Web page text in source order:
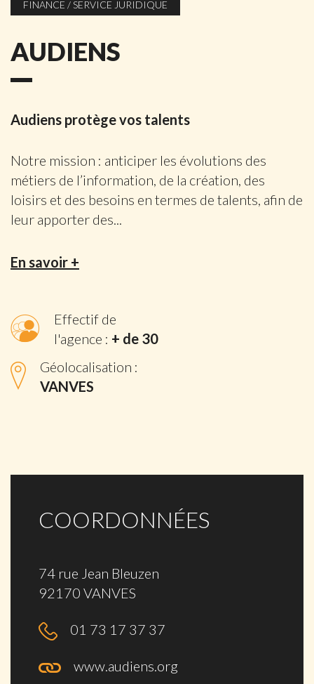
FINANCE / SERVICE JURIDIQUE
AUDIENS
Audiens protège vos talents
Notre mission : anticiper les évolutions des
métiers de l’information, de la création, des
loisirs et des besoins en termes de talents, afin de
leur apporter des...
En savoir +
Effectif de
l'agence : + de 30
Géolocalisation :
VANVES
COORDONNÉES
74 rue Jean Bleuzen
92170 VANVES
01 73 17 37 37
www.audiens.org